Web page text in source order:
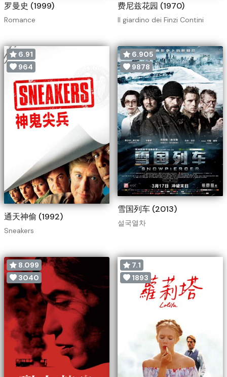
罗曼史 (1999)
Romance
费尼兹花园 (1970)
Il giardino dei Finzi Contini
6.91
964
通天神偷 (1992)
Sneakers
6.905
9878
雪国列车 (2013)
설국열차
8.099
3040
7.1
1893